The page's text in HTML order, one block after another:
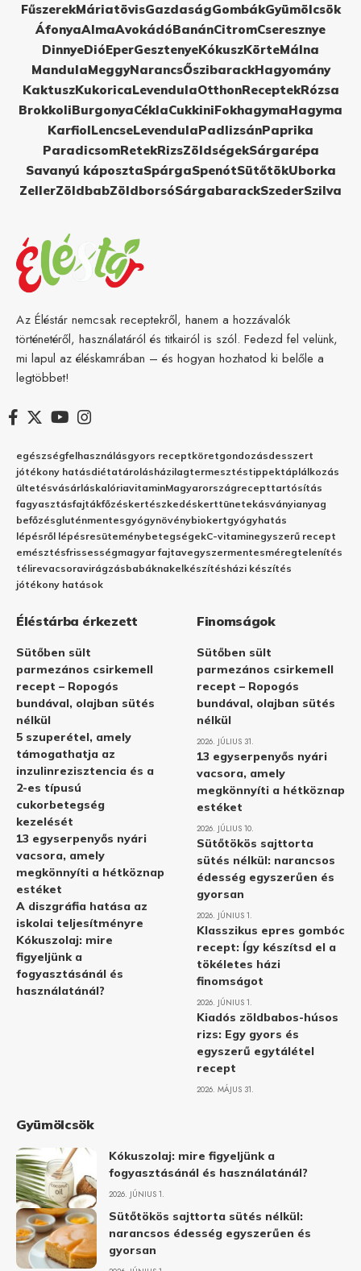
FűszerekMáriatövisGazdaságGombákGyümölcsök
ÁfonyaAlmaAvokádóBanánCitromCseresznye
DinnyeDióEperGesztenyeKókuszKörteMálna
MandulaMeggyNarancsŐszibarackHagyomány
KaktuszKukoricaLevendulaOtthonReceptekRózsa
BrokkoliBurgonyaCéklaCukkiniFokhagymaHagyma
KarfiolLencseLevendulaPadlizsánPaprika
ParadicsomRetekRizsZöldségekSárgarépa
Savanyú káposztaSpárgaSpenótSütőtökUborka
ZellerZöldbabZöldborsóSárgabarackSzederSzilva
Az Éléstár nemcsak receptekről, hanem a hozzávalók
történetéről, használatáról és titkairól is szól. Fedezd fel velünk,
mi lapul az éléskamrában – és hogyan hozhatod ki belőle a
legtöbbet!
egészségfelhasználásgyors receptköretgondozásdesszert
jótékony hatásdiétatárolásházilagtermesztéstippektáplálkozás
ültetésvásárláskalóriavitaminMagyarországrecepttartósítás
fagyasztásfajtákfőzéskertészkedéskerttünetekásványianyag
befőzésgluténmentesgyógynövénybiokertgyógyhatás
lépésről lépésresüteménybetegségekC-vitaminegyszerű recept
emésztésfrissességmagyar fajtavegyszermentesméregtelenítés
télirevacsoravirágzásbabáknakelkészítésházi készítés
jótékony hatások
Éléstárba érkezett
Sütőben sült
parmezános csirkemell
recept – Ropogós
bundával, olajban sütés
nélkül
5 szuperétel, amely
támogathatja az
inzulinrezisztencia és a
2-es típusú
cukorbetegség
kezelését
13 egyserpenyős nyári
vacsora, amely
megkönnyíti a hétköznap
estéket
A diszgráfia hatása az
iskolai teljesítményre
Kókuszolaj: mire
figyeljünk a
fogyasztásánál és
használatánál?
Finomságok
Sütőben sült
parmezános csirkemell
recept – Ropogós
bundával, olajban sütés
nélkül
2026. JÚLIUS 31.
13 egyserpenyős nyári
vacsora, amely
megkönnyíti a hétköznap
estéket
2026. JÚLIUS 10.
Sütőtökös sajttorta
sütés nélkül: narancsos
édesség egyszerűen és
gyorsan
2026. JÚNIUS 1.
Klasszikus epres gombóc
recept: Így készítsd el a
tökéletes házi
finomságot
2026. JÚNIUS 1.
Kiadós zöldbabos-húsos
rizs: Egy gyors és
egyszerű egytálétel
recept
2026. MÁJUS 31.
Gyümölcsök
Kókuszolaj: mire figyeljünk a
fogyasztásánál és használatánál?
2026. JÚNIUS 1.
Sütőtökös sajttorta sütés nélkül:
narancsos édesség egyszerűen és
gyorsan